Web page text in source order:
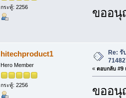
กระทู้: 2256 ขออนุ
hitechproduct1
Hero Member
กระทู้: 2256
Re: รั
« ตอบกลับ #9
ขออนุ